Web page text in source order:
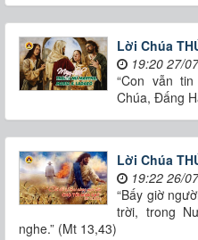
Lời Chúa
19:20 27/
“Con vẫn
Chúa, Đấng
Lời Chúa
19:22 26/
“Bấy giờ
trời, trong
nghe.” (Mt 13,43)